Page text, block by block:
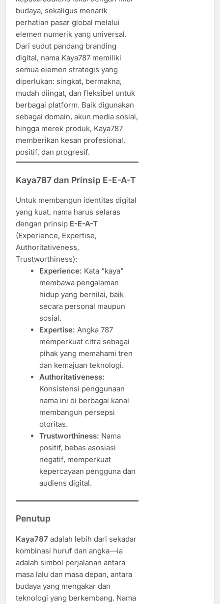
budaya, sekaligus menarik
perhatian pasar global melalui
elemen numerik yang universal.
Dari sudut pandang branding
digital, nama Kaya787 memiliki
semua elemen strategis yang
diperlukan: singkat, bermakna,
mudah diingat, dan fleksibel untuk
berbagai platform. Baik digunakan
sebagai domain, akun media sosial,
hingga merek produk, Kaya787
memberikan kesan profesional,
positif, dan progresif.
Kaya787 dan Prinsip E-E-A-T
Untuk membangun identitas digital
yang kuat, nama harus selaras
dengan prinsip E-E-A-T
(Experience, Expertise,
Authoritativeness,
Trustworthiness):
Experience: Kata “kaya”
membawa pengalaman
hidup yang bernilai, baik
secara personal maupun
sosial.
Expertise: Angka 787
memperkuat citra sebagai
pihak yang memahami tren
dan kemajuan teknologi.
Authoritativeness:
Konsistensi penggunaan
nama ini di berbagai kanal
membangun persepsi
otoritas.
Trustworthiness: Nama
positif, bebas asosiasi
negatif, memperkuat
kepercayaan pengguna dan
audiens digital.
Penutup
Kaya787 adalah lebih dari sekadar
kombinasi huruf dan angka—ia
adalah simbol perjalanan antara
masa lalu dan masa depan, antara
budaya yang mengakar dan
teknologi yang berkembang. Nama